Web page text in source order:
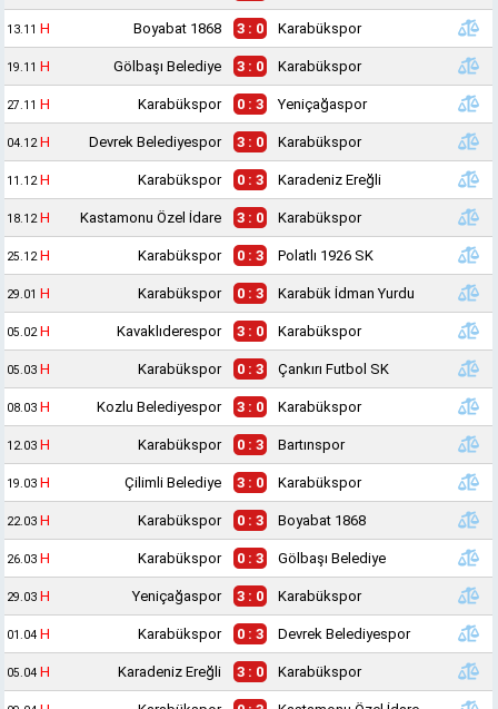
13.11 H Boyabat 1868 3 : 0 Karabükspor
19.11 H Gölbaşı Belediye 3 : 0 Karabükspor
27.11 H Karabükspor 0 : 3 Yeniçağaspor
04.12 H Devrek Belediyespor 3 : 0 Karabükspor
11.12 H Karabükspor 0 : 3 Karadeniz Ereğli
18.12 H Kastamonu Özel İdare 3 : 0 Karabükspor
25.12 H Karabükspor 0 : 3 Polatlı 1926 SK
29.01 H Karabükspor 0 : 3 Karabük İdman Yurdu
05.02 H Kavaklıderespor 3 : 0 Karabükspor
05.03 H Karabükspor 0 : 3 Çankırı Futbol SK
08.03 H Kozlu Belediyespor 3 : 0 Karabükspor
12.03 H Karabükspor 0 : 3 Bartınspor
19.03 H Çilimli Belediye 3 : 0 Karabükspor
22.03 H Karabükspor 0 : 3 Boyabat 1868
26.03 H Karabükspor 0 : 3 Gölbaşı Belediye
29.03 H Yeniçağaspor 3 : 0 Karabükspor
01.04 H Karabükspor 0 : 3 Devrek Belediyespor
05.04 H Karadeniz Ereğli 3 : 0 Karabükspor